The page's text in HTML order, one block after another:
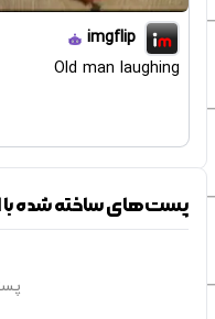
imgflip
Old man laughing
پست‌های ساخته شده با